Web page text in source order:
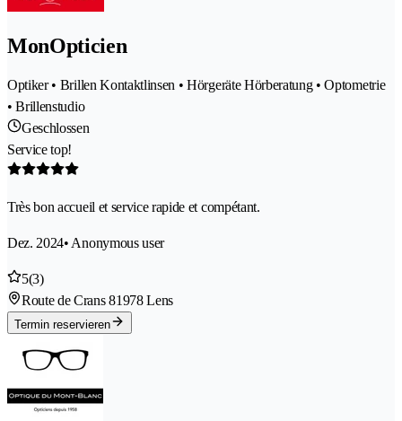
MonOpticien
Optiker • Brillen Kontaktlinsen • Hörgeräte Hörberatung • Optometrie
• Brillenstudio
Geschlossen
Service top!
Très bon accueil et service rapide et compétant.
Dez. 2024• Anonymous user
5(3)
Route de Crans 81978 Lens
Termin reservieren